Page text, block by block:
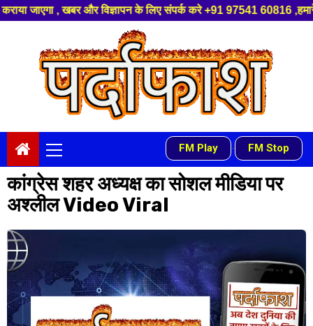
विज्ञापन के लिए संपर्क करे +91 97541 60816 ,हमारे यूट्यूब चैनल को
Menu
FM Play - FM Stop
कांग्रेस शहर अध्यक्ष का सोशल मीडिया पर
अश्लील Video Viral